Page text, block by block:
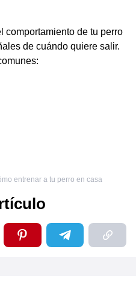
comportamiento de tu perro
de cuándo quiere salir.
entrenar a tu perro en casa